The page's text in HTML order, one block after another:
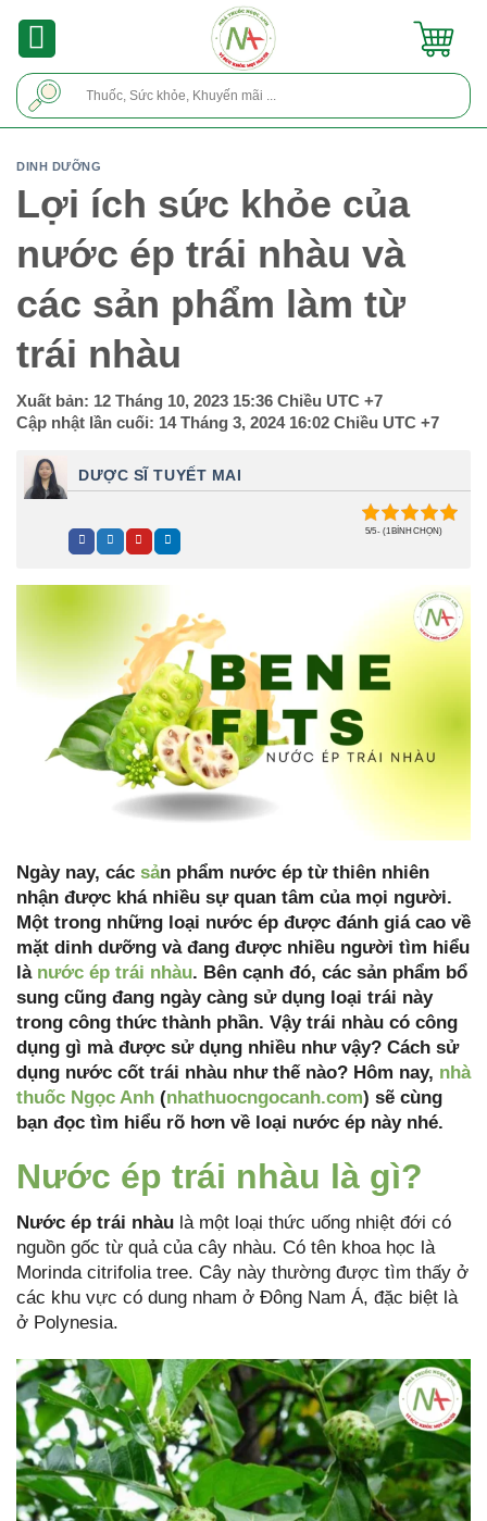
DINH DƯỠNG
Lợi ích sức khỏe của
nước ép trái nhàu và
các sản phẩm làm từ
trái nhàu
Xuất bản: 12 Tháng 10, 2023 15:36 Chiều UTC +7
Cập nhật lần cuối: 14 Tháng 3, 2024 16:02 Chiều UTC +7
DƯỢC SĨ TUYẾT MAI
5/5 - (1 BÌNH CHỌN)
Ngày nay, các sản phẩm nước ép từ thiên nhiên
nhận được khá nhiều sự quan tâm của mọi người.
Một trong những loại nước ép được đánh giá cao về
mặt dinh dưỡng và đang được nhiều người tìm hiểu
là nước ép trái nhàu. Bên cạnh đó, các sản phẩm bổ
sung cũng đang ngày càng sử dụng loại trái này
trong công thức thành phần. Vậy trái nhàu có công
dụng gì mà được sử dụng nhiều như vậy? Cách sử
dụng nước cốt trái nhàu như thế nào? Hôm nay, nhà
thuốc Ngọc Anh (nhathuocngocanh.com) sẽ cùng
bạn đọc tìm hiểu rõ hơn về loại nước ép này nhé.
Nước ép trái nhàu là gì?
Nước ép trái nhàu là một loại thức uống nhiệt đới có
nguồn gốc từ quả của cây nhàu. Có tên khoa học là
Morinda citrifolia tree. Cây này thường được tìm thấy ở
các khu vực có dung nham ở Đông Nam Á, đặc biệt là
ở Polynesia.